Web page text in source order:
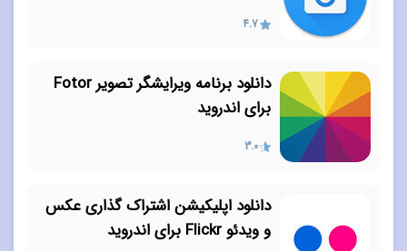
4.7
دانلود برنامه ویرایشگر تصویر Fotor
برای اندروید
3.0
دانلود اپلیکیشن اشتراک گذاری عکس
و ویدئو Flickr برای اندروید